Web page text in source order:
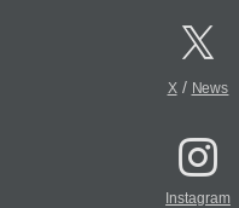
X/ News
Instagram